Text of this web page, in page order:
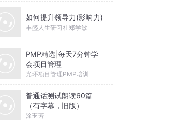
如何提升领导力(影响力)
丰盛人生研习社郑学敏
PMP精选|每天7分钟学
会项目管理
光环项目管理PMP培训
普通话测试朗读60篇
（有字幕，旧版）
涂玉芳